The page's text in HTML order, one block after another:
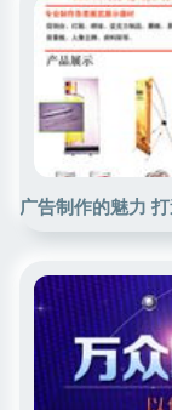
广告制作的魅力